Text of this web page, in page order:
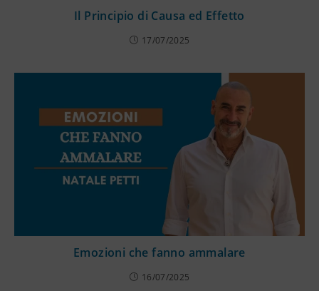
Il Principio di Causa ed Effetto
17/07/2025
Emozioni che fanno ammalare
16/07/2025